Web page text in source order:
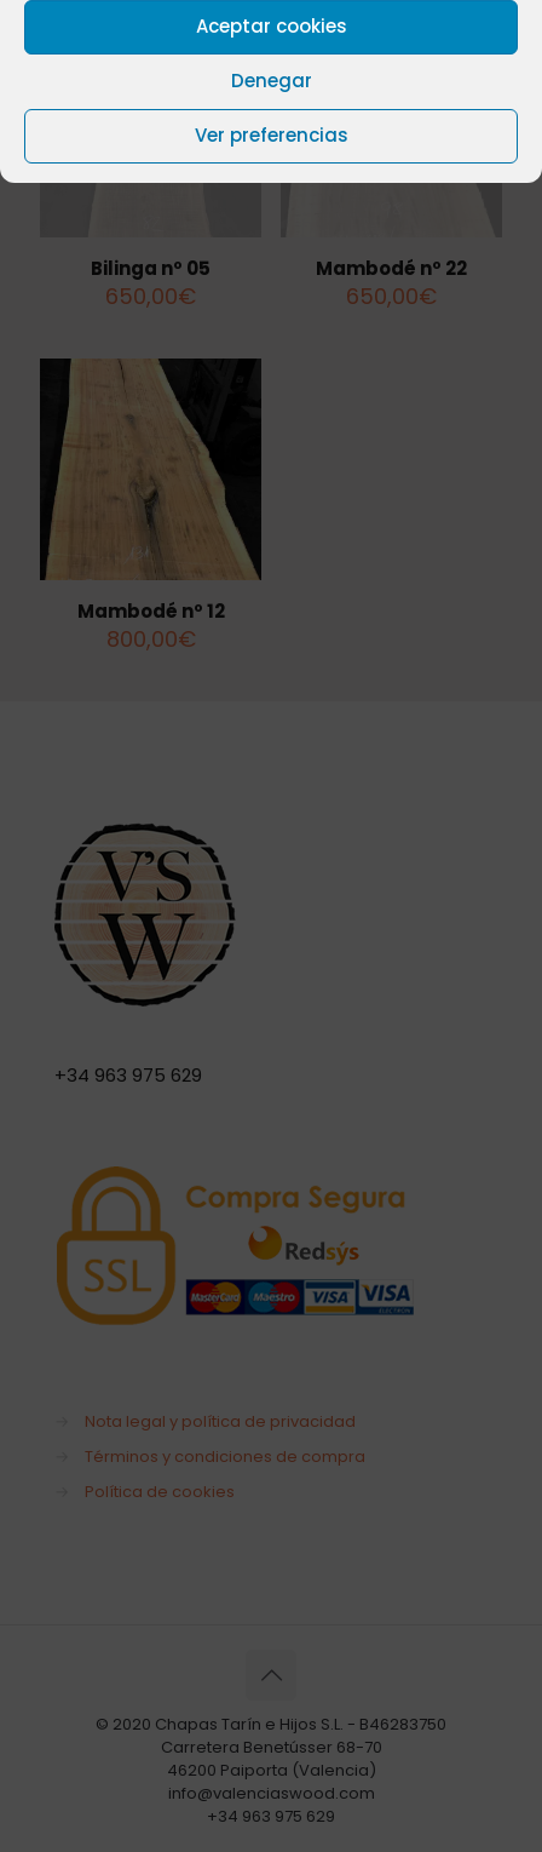
Aceptar cookies
Denegar
Ver preferencias
Sold
Bilinga nº 05
650,00€
Sold
Mambodé nº 22
650,00€
Mambodé nº 12
800,00€
+34 963 975 629
Nota legal y política de privacidad
Términos y condiciones de compra
Política de cookies
© 2020 Chapas Tarín e Hijos S.L. - B46283750
Carretera Benetússer 68-70
46200 Paiporta (Valencia)
info@valenciaswood.com
+34 963 975 629